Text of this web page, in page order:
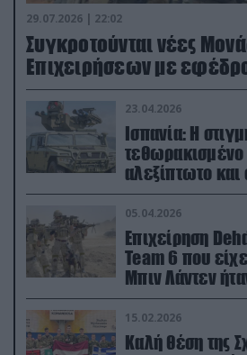
29.07.2026 | 22:02
Συγκροτούνται νέες
Επιχειρήσεων με
23.04.2026
Ισπανία: Η
τεθωρακισμένο
αλεξίπτωτο και
ορμή στο
05.04.2026
Επιχείρηση
Team 6 που
Μπιν Λάντεν
διέσωσε τον
15.02.2026
Καλή θέση της